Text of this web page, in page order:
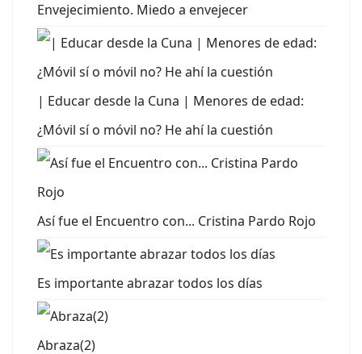
Envejecimiento. Miedo a envejecer
| Educar desde la Cuna | Menores de edad:
¿Móvil sí o móvil no? He ahí la cuestión
Así fue el Encuentro con... Cristina Pardo Rojo
Es importante abrazar todos los días
Abraza(2)